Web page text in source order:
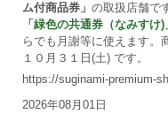
ム付商品券」 の取扱店舗で
「緑色の共通券（なみすけ)
らでも月謝等に使えます。
１０月３１日(土) です。
https://suginami-premium-
2026年08月01日